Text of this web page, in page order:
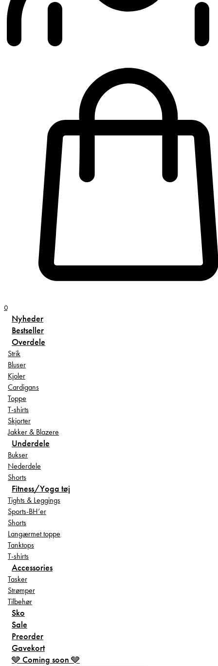
0
Nyheder
Bestseller
Overdele
Strik
Bluser
Kjoler
Cardigans
Toppe
T-shirts
Skjorter
Jakker & Blazere
Underdele
Bukser
Nederdele
Shorts
Fitness/Yoga tøj
Tights & Leggings
Sports-BH’er
Shorts
Langærmet toppe
Tanktops
T-shirts
Accessories
Tasker
Strømper
Tilbehør
Sko
Sale
Preorder
Gavekort
🩶 Coming soon 🩶